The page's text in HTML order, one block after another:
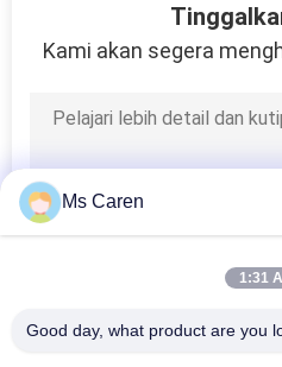
Kami akan segera
Ms Caren
1:31
Good day, what product are you